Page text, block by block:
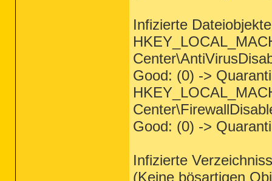
Infizierte
Good: (0) ->
Good: (0) ->
Infizierte
(Keine bösartigen